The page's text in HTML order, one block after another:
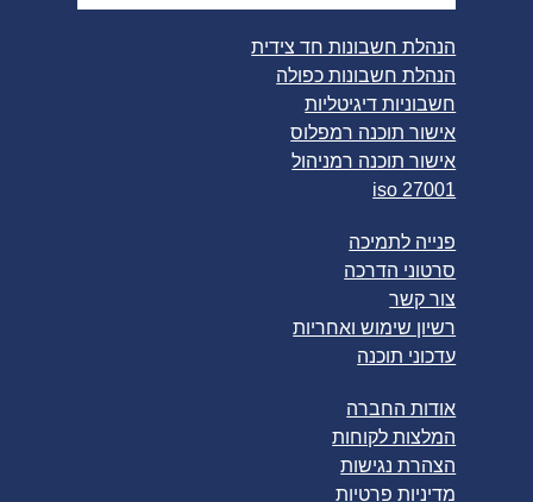
הנהלת חשבונות חד צידית
הנהלת חשבונות כפולה
חשבוניות דיגיטליות
אישור תוכנה רמפלוס
אישור תוכנה רמניהול
iso 27001
פנייה לתמיכה
סרטוני הדרכה
צור קשר
רשיון שימוש ואחריות
עדכוני תוכנה
אודות החברה
המלצות לקוחות
הצהרת נגישות
מדיניות פרטיות